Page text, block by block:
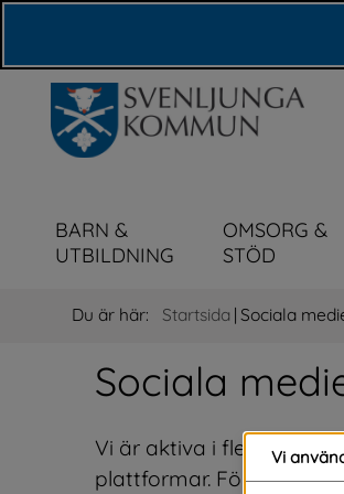
BARN &
UTBILDNING
OMSORG &
STÖD
Du är här: Startsida | Sociala
Sociala
Vi är aktiva i flera
plattformar. Följ oss och
Vi